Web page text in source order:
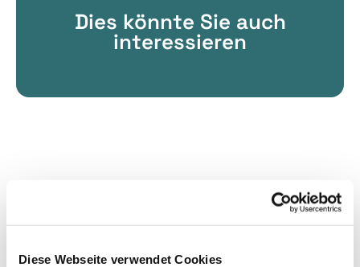
Diese Webseite verwendet Cookies
Dies könnte Sie auch
interessieren